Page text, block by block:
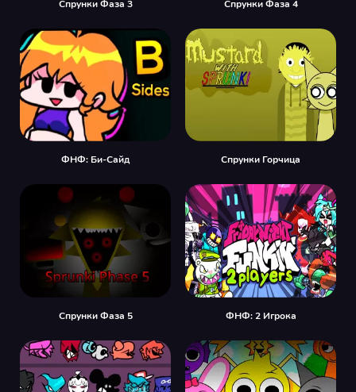
Спрунки Фаза 3 Спрунки Фаза 4
ФНФ: Би-Сайд Спрунки Горчица
Спрунки Фаза 5 ФНФ: 2 Игрока